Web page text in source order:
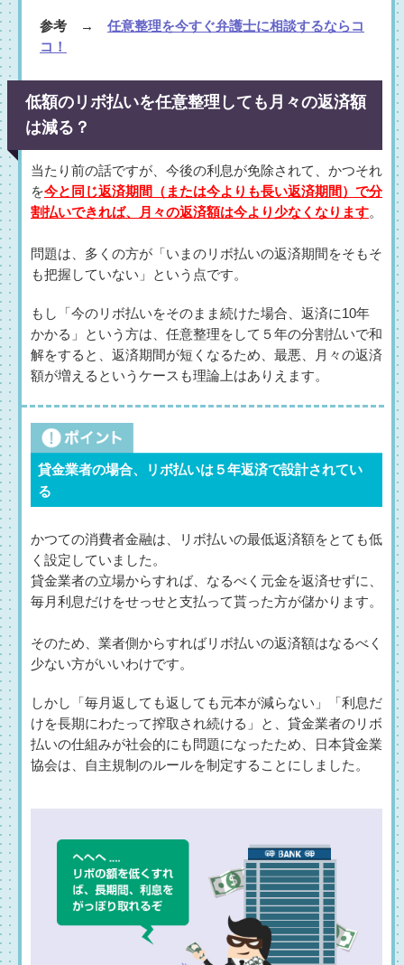
参考 → 任意整理を今すぐ弁護士に相談するならコ
コ！
低額のリボ払いを任意整理しても月々の返済額
は減る？
当たり前の話ですが、今後の利息が免除されて、かつそれ
を今と同じ返済期間（または今よりも長い返済期間）で分
割払いできれば、月々の返済額は今より少なくなります。
問題は、多くの方が「いまのリボ払いの返済期間をそもそ
も把握していない」という点です。
もし「今のリボ払いをそのまま続けた場合、返済に10年
かかる」という方は、任意整理をして５年の分割払いで和
解をすると、返済期間が短くなるため、最悪、月々の返済
額が増えるというケースも理論上はありえます。
貸金業者の場合、リボ払いは５年返済で設計されてい
る
かつての消費者金融は、リボ払いの最低返済額をとても低
く設定していました。
貸金業者の立場からすれば、なるべく元金を返済せずに、
毎月利息だけをせっせと支払って貰った方が儲かります。
そのため、業者側からすればリボ払いの返済額はなるべく
少ない方がいいわけです。
しかし「毎月返しても返しても元本が減らない」「利息だ
けを長期にわたって搾取され続ける」と、貸金業者のリボ
払いの仕組みが社会的にも問題になったため、日本貸金業
協会は、自主規制のルールを制定することにしました。